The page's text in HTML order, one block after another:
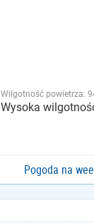
Wilgotność powietrza:
Wysoka
Pogoda na